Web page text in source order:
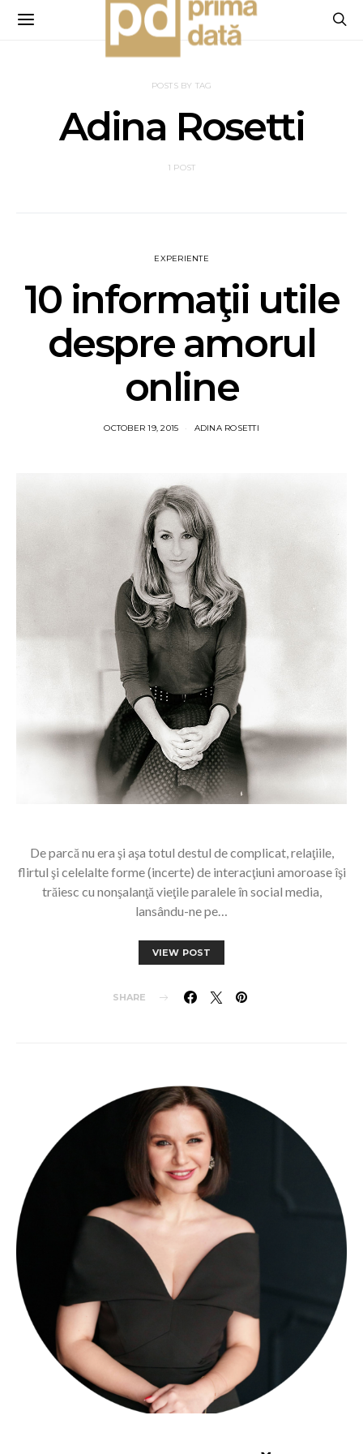
POSTS BY TAG
Adina Rosetti
1 POST
EXPERIENTE
10 informaţii utile
despre amorul
online
OCTOBER 19, 2015 ADINA ROSETTI
De parcă nu era şi aşa totul destul de complicat, relaţiile,
flirtul şi celelalte forme (incerte) de interacţiuni amoroase îşi
trăiesc cu nonşalanţă vieţile paralele în social media,
lansându-ne pe…
VIEW POST
SHARE